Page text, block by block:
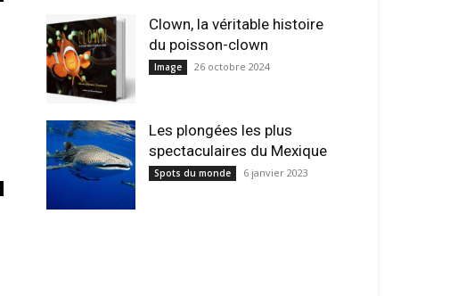
Clown, la véritable histoire
du poisson-clown
Image 26 octobre 2024
Les plongées les plus
spectaculaires du Mexique
Spots du monde 6 janvier 2023